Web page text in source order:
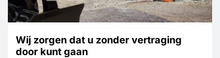
Wij zorgen dat u zonder vertraging
door kunt gaan